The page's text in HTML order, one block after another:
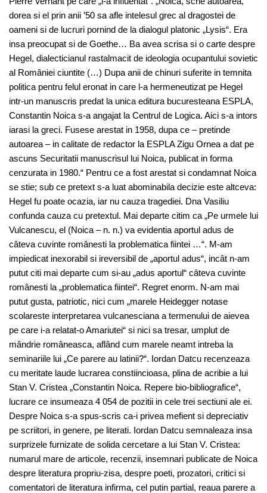
dorea si el prin anii ’50 sa afle intelesul grec al dragostei de
oameni si de lucruri pornind de la dialogul platonic „Lysis“. Era
insa preocupat si de Goethe… Ba avea scrisa si o carte despre
Hegel, dialecticianul rastalmacit de ideologia ocupantului sovietic
al României ciuntite (…) Dupa anii de chinuri suferite in temnita
politica pentru felul eronat in care l-a hermeneutizat pe Hegel
intr-un manuscris predat la unica editura bucuresteana ESPLA,
Constantin Noica s-a angajat la Centrul de Logica. Aici s-a intors
iarasi la greci. Fusese arestat in 1958, dupa ce – pretinde
autoarea – in calitate de redactor la ESPLA Zigu Ornea a dat pe
ascuns Securitatii manuscrisul lui Noica, publicat in forma
cenzurata in 1980.“ Pentru ce a fost arestat si condamnat Noica
se stie; sub ce pretext s-a luat abominabila decizie este altceva:
Hegel fu poate ocazia, iar nu cauza tragediei. Dna Vasiliu
confunda cauza cu pretextul. Mai departe citim ca „Pe urmele lui
Vulcanescu, el (Noica – n. n.) va evidentia aportul adus de
câteva cuvinte românesti la problematica fiintei …“. M-am
impiedicat inexorabil si ireversibil de „aportul adus“, incât n-am
putut citi mai departe cum si-au „adus aportul“ câteva cuvinte
românesti la „problematica fiintei“. Regret enorm. N-am mai
putut gusta, patriotic, nici cum „marele Heidegger notase
scolareste interpretarea vulcanesciana a termenului de aievea
pe care i-a relatat-o Amariutei“ si nici sa tresar, umplut de
mândrie româneasca, aflând cum marele neamt intreba la
seminariile lui „Ce parere au latinii?“. Iordan Datcu recenzeaza
cu meritate laude lucrarea constiincioasa, plina de acribie a lui
Stan V. Cristea „Constantin Noica. Repere bio-bibliografice“,
lucrare ce insumeaza 4 054 de pozitii in cele trei sectiuni ale ei.
Despre Noica s-a spus-scris ca-i privea mefient si depreciativ
pe scriitori, in genere, pe literati. Iordan Datcu semnaleaza insa
surprizele furnizate de solida cercetare a lui Stan V. Cristea:
numarul mare de articole, recenzii, insemnari publicate de Noica
despre literatura propriu-zisa, despre poeti, prozatori, critici si
comentatori de literatura infirma, cel putin partial, reaua parere a